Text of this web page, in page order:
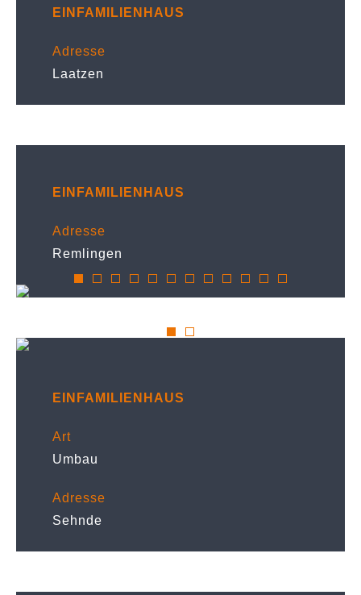
EINFAMILIENHAUS
Adresse
Laatzen
EINFAMILIENHAUS
Adresse
Remlingen
EINFAMILIENHAUS
Art
Umbau
Adresse
Sehnde